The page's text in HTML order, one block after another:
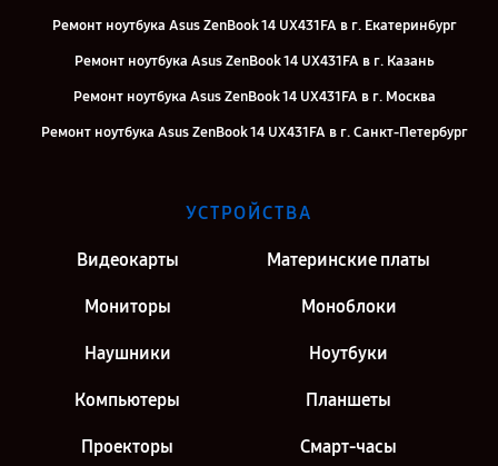
Ремонт ноутбука Asus ZenBook 14 UX431FA в г. Екатеринбург
Ремонт ноутбука Asus ZenBook 14 UX431FA в г. Казань
Ремонт ноутбука Asus ZenBook 14 UX431FA в г. Москва
Ремонт ноутбука Asus ZenBook 14 UX431FA в г. Санкт-Петербург
УСТРОЙСТВА
Видеокарты Материнские платы
Мониторы Моноблоки
Наушники Ноутбуки
Компьютеры Планшеты
Проекторы Смарт-часы